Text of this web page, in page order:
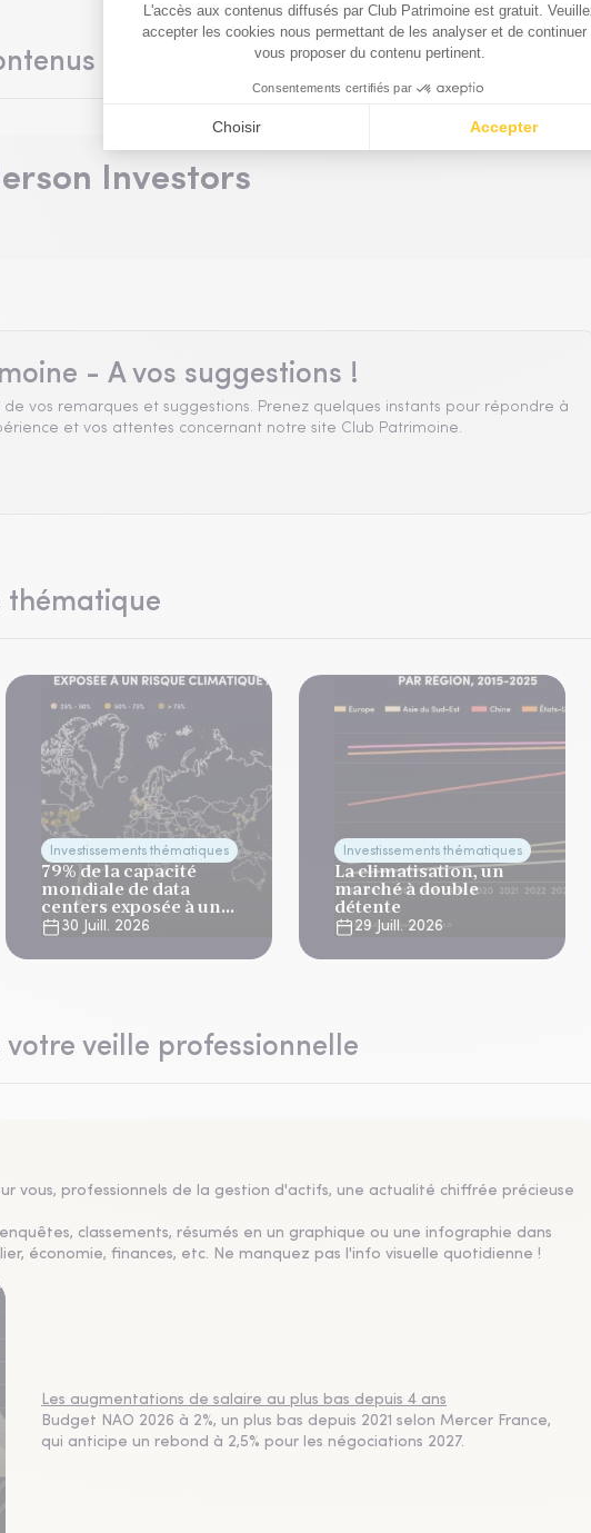
du même partenaire
Investors
- A vos suggestions !
vos remarques et suggestions. Prenez quelques instants pour répondre à
et vos attentes concernant notre site Club Patrimoine.
thématique
Investissements thématiques
79% de la capacité
mondiale de data
centers exposée à un
risque climatique aigu
30 Juill. 2026
Investissements thématiques
La climatisation, un
marché à double
détente
29 Juill. 2026
votre veille professionnelle
vous, professionnels de la gestion d'actifs, une actualité chiffrée précieuse
classements, résumés en un graphique ou une infographie dans
économie, finances, etc. Ne manquez pas l'info visuelle quotidienne !
Les augmentations de salaire au plus bas depuis 4 ans
Budget NAO 2026 à 2%, un plus bas depuis 2021 selon Mercer France,
qui anticipe un rebond à 2,5% pour les négociations 2027.